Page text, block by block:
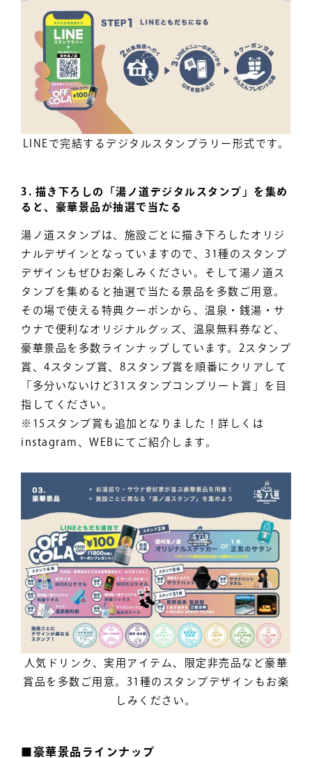
LINEで完結するデジタルスタンプラリー形式です。
3. 描き下ろしの「湯ノ道デジタルスタンプ」を集め
ると、豪華景品が抽選で当たる
湯ノ道スタンプは、施設ごとに描き下ろしたオリジ
ナルデザインとなっていますので、31種のスタンプ
デザインもぜひお楽しみください。そして湯ノ道ス
タンプを集めると抽選で当たる景品を多数ご用意。
その場で使える特典クーポンから、温泉・銭湯・サ
ウナで便利なオリジナルグッズ、温泉無料券など、
豪華景品を多数ラインナップしています。2スタンプ
賞、4スタンプ賞、8スタンプ賞を順番にクリアして
「多分いないけど31スタンプコンプリート賞」を目
指してください。
※15スタンプ賞も追加となりました！詳しくは
instagram、WEBにてご紹介します。
人気ドリンク、実用アイテム、限定非売品など豪華
賞品を多数ご用意。31種のスタンプデザインもお楽
しみください。
■豪華景品ラインナップ